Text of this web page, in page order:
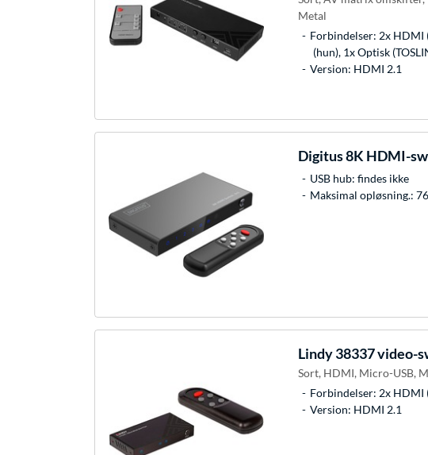
Metal
Forbindelser: 2x HDMI
(hun), 1x Optisk
Version: HDMI 2.1
Digitus8K HDMI-
USB hub: findes ikke
Maksimal opløsning.:
Lindy38337 video-
Sort, HDMI, Micro-USB,
Forbindelser: 2x HDMI
Version: HDMI 2.1